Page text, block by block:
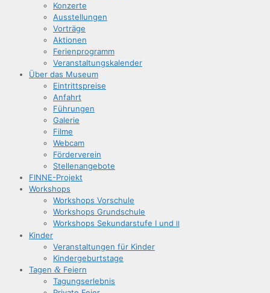
Kon­zer­te
Aus­stel­lun­gen
Vor­trä­ge
Aktio­nen
Feri­en­pro­gramm
Ver­an­stal­tungs­ka­len­der
Über das Museum
Ein­tritts­prei­se
Anfahrt
Füh­run­gen
Gale­rie
Fil­me
Web­cam
För­der­ver­ein
Stel­len­an­ge­bo­te
FIN­­NE-Pro­­jekt
Work­shops
Work­shops Vorschule
Work­shops Grundschule
Work­shops Sekun­dar­stu­fe I und II
Kin­der
Ver­an­stal­tun­gen für Kinder
Kin­der­ge­burts­ta­ge
Tagen & Feiern
Tagungs­er­leb­nis